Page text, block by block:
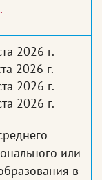
2026 г.
2026 г.
2026 г.
2026 г.
или
в